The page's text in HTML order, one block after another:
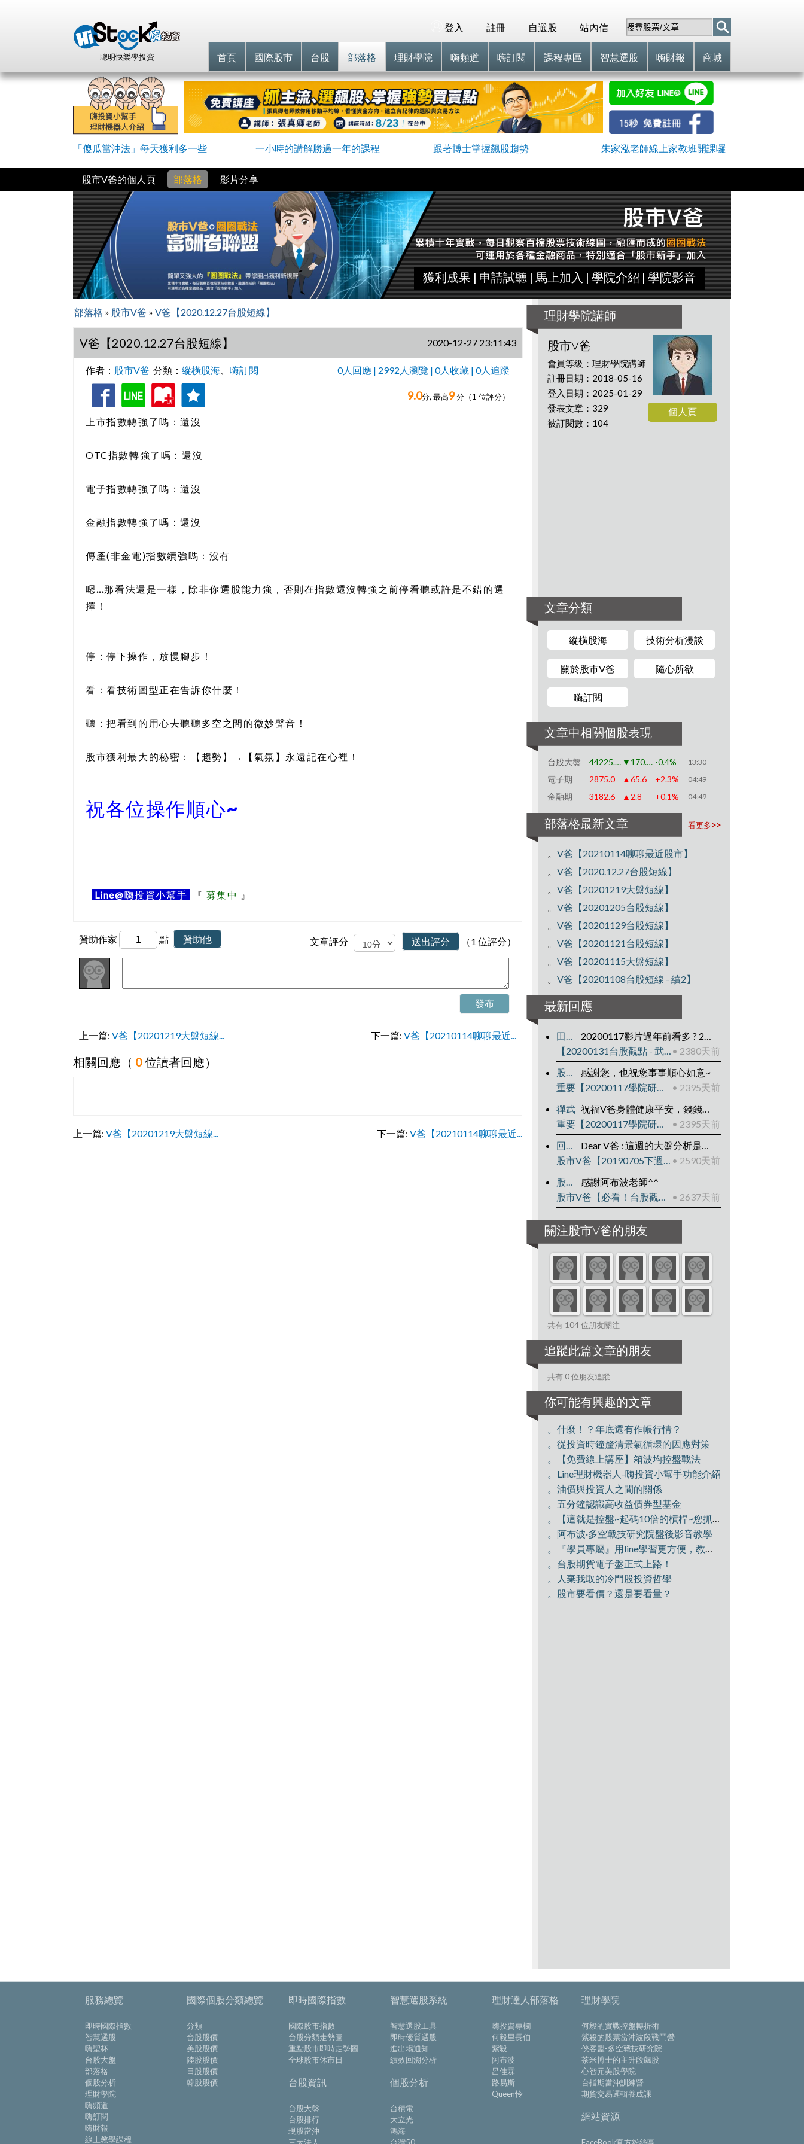
聰明快樂學投資
站內信
自選股
註冊
登入
首頁 國際股市 台股 部落格 理財學院 嗨頻道 嗨訂閱 課程專區 智慧選股 嗨財報 商城
「傻瓜當沖法」每天獲利多一些 一小時的講解勝過一年的課程 跟著博士掌握飆股趨勢 朱家泓老師線上家教班開課囉
股市V爸的個人頁 部落格 影片分享
獲利成果 | 申請試聽 | 馬上加入 | 學院介紹 | 學院影音
部落格 » 股市V爸 » V爸【2020.12.27台股短線】
V爸【2020.12.27台股短線】 2020-12-27 23:11:43
作者： 股市V爸 分類： 縱橫股海 嗨訂閱 0人回應 | 2992人瀏覽 | 0人收藏 | 0人追蹤
收
藏
追
蹤
9.0分, 最高9分（1 位評分）
上市指數轉強了嗎：還沒
OTC指數轉強了嗎：還沒
電子指數轉強了嗎：還沒
金融指數轉強了嗎：還沒
傳產(非金電)指數續強嗎：沒有
嗯...那看法還是一樣，除非你選股能力強，否則在指數還沒轉強之前停看聽或許是不錯的選
擇！
停：停下操作，放慢腳步！
看：看技術圖型正在告訴你什麼！
聽：把看到的用心去聽聽多空之間的微妙聲音！
股市獲利最大的秘密：【趨勢】→【氣氛】永遠記在心裡！
祝各位操作順心~
Line@嗨投資小幫手 『 募集中 』
贊助作家 點 贊助他 文章評分 送出評分 （1 位評分）
發布
上一篇: V爸【20201219大盤短線... 下一篇:V爸【20210114聊聊最近...
相關回應（ 0位讀者回應）
上一篇: V爸【20201219大盤短線... 下一篇:V爸【20210114聊聊最近...
理財學院講師
股市V爸
會員等級：理財學院講師
註冊日期：2018-05-16
登入日期：2025-01-29
發表文章：329
被訂閱數：104
個人頁
文章分類
縱橫股海 技術分析漫談
關於股市V爸 隨心所欲
嗨訂閱
文章中相關個股表現
台股大盤 44225.91 ▼170.79 -0.4% 13:30
電子期 2875.0 ▲65.6 +2.3% 04:49
金融期 3182.6 ▲2.8 +0.1% 04:49
看更多>>
部落格最新文章
。 V爸【20210114聊聊最近股市】
。 V爸【2020.12.27台股短線】
。 V爸【20201219大盤短線】
。 V爸【20201205台股短線】
。 V爸【20201129台股短線】
。 V爸【20201121台股短線】
。 V爸【20201115大盤短線】
。 V爸【20201108台股短線 - 續2】
最新回應
田凱哥
20200117影片過年前看多 ? 20200131影片過年後看空? 之後往下走?
【20200131台股觀點 - 武漢肺炎後】 • 2380天前
股市V爸
感謝您，也祝您事事順心如意~
重要【20200117學院研討會-年後規劃】
• 2395天前
禪武
祝福V爸身體健康平安，錢錢鼠也鼠不完
重要【20200117學院研討會-年後規劃】
• 2395天前
回頭是岸
Dear V爸 : 這週的大盤分析是不是有貼錯影片?QQ
股市V爸【20190705下週台股觀點】 • 2590天前
股市V爸
感謝阿布波老師^^
股市V爸【必看！台股觀點 多 VS 空】
• 2637天前
關注股市V爸的朋友
共有 104 位朋友關注
追蹤此篇文章的朋友
共有 0 位朋友追蹤
你可能有興趣的文章
。什麼！？年底還有作帳行情？
。從投資時鐘釐清景氣循環的因應對策
。【免費線上講座】箱波均控盤戰法
。Line理財機器人-嗨投資小幫手功能介紹
。油價與投資人之間的關係
。五分鐘認識高收益債券型基金
。【這就是控盤~起碼10倍的槓桿~您抓到了嗎】
。阿布波·多空戰技研究院盤後影音教學
。『學員專屬』用line學習更方便，教學文章不漏接！
。台股期貨電子盤正式上路！
。人棄我取的冷門股投資哲學
。股市要看價？還是要看量？
服務總覽
即時國際指數
智慧選股
嗨聖杯
台股大盤
部落格
個股分析
理財學院
嗨頻道
嗨訂閱
嗨財報
線上教學課程
國際個股分類總覽
分類
台股股價
美股股價
陸股股價
日股股價
韓股股價
即時國際指數
國際股市指數
台股分類走勢圖
重點股市即時走勢圖
全球股市休市日
台股資訊
台股大盤
台股排行
現股當沖
智慧選股系統
智慧選股工具
即時優質選股
進出場通知
績效回溯分析
個股分析
台積電
大立光
鴻海
理財達人部落格
嗨投資專欄
何毅里長伯
紫殺
阿布波
呂佳霖
路易斯
Queen怜
理財學院
何毅的實戰控盤轉折術
紫殺的股票當沖波段戰鬥營
俠客盟-多空戰技研究院
茶米博士的主升段飆股
心智元美股學院
台指期當沖訓練營
期貨交易邏輯養成課
網站資源